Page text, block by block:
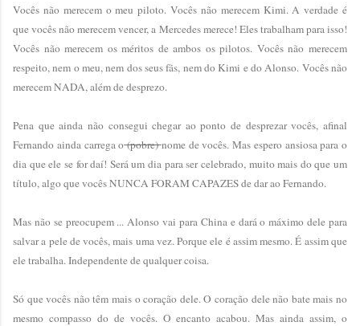
Vocês não merecem o meu piloto. Vocês não merecem Kimi. A verdade é
que vocês não merecem vencer, a Mercedes merece! Eles trabalham para isso!
Vocês não merecem os méritos de ambos os pilotos. Vocês não merecem
respeito, nem o meu, nem dos seus fãs, nem do Kimi e do Alonso. Vocês não
merecem NADA, além de desprezo.
Pena que ainda não consegui chegar ao ponto de desprezar vocês, afinal
Fernando ainda carrega o(pobre)nome de vocês. Mas espero ansiosa para o
dia que ele se for daí! Será um dia para ser celebrado, muito mais do que um
título, algo que vocês NUNCA FORAM CAPAZES de dar ao Fernando.
Mas não se preocupem ... Alonso vai para China e dará o máximo dele para
salvar a pele de vocês, mais uma vez. Porque ele é assim mesmo. É assim que
ele trabalha. Independente de qualquer coisa.
Só que vocês não têm mais o coração dele. O coração dele não bate mais no
mesmo compasso do de vocês. O encanto acabou. Mas ainda assim, o